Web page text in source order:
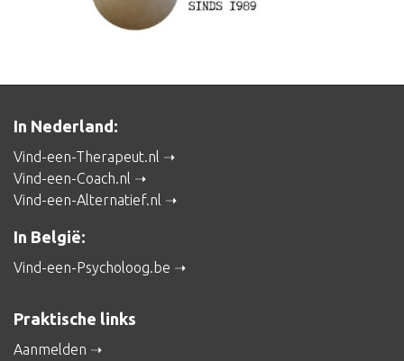
In Nederland:
Vind-een-Therapeut.nl
Vind-een-Coach.nl
Vind-een-Alternatief.nl
In België:
Vind-een-Psycholoog.be
Praktische links
Aanmelden